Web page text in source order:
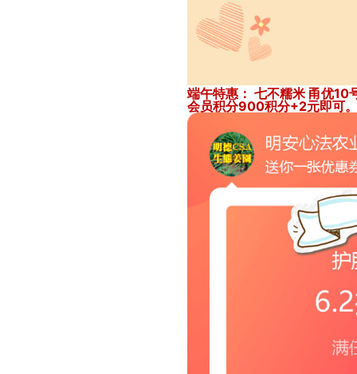
端午特惠： 七不糯米 甬优
会员积分900积分+2元即可